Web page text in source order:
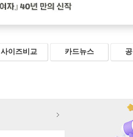
사이즈비교 카드뉴스